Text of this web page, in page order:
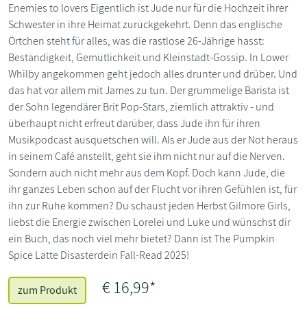
Enemies to lovers Eigentlich ist Jude nur für die Hochzeit ihrer
Schwester in ihre Heimat zurückgekehrt. Denn das englische
Örtchen steht für alles, was die rastlose 26-Jährige hasst:
Beständigkeit, Gemütlichkeit und Kleinstadt-Gossip. In Lower
Whilby angekommen geht jedoch alles drunter und drüber. Und
das hat vor allem mit James zu tun. Der grummelige Barista ist
der Sohn legendärer Brit Pop-Stars, ziemlich attraktiv - und
überhaupt nicht erfreut darüber, dass Jude ihn für ihren
Musikpodcast ausquetschen will. Als er Jude aus der Not heraus
in seinem Café anstellt, geht sie ihm nicht nur auf die Nerven.
Sondern auch nicht mehr aus dem Kopf. Doch kann Jude, die
ihr ganzes Leben schon auf der Flucht vor ihren Gefühlen ist, für
ihn zur Ruhe kommen? Du schaust jeden Herbst Gilmore Girls,
liebst die Energie zwischen Lorelei und Luke und wünschst dir
ein Buch, das noch viel mehr bietet? Dann ist The Pumpkin
Spice Latte Disasterdein Fall-Read 2025!
zum Produkt € 16,99*